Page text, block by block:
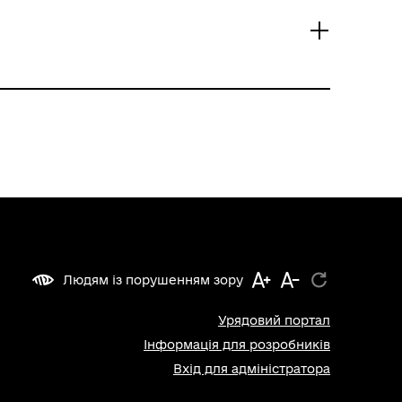
Людям із порушенням зору
Урядовий портал
Інформація для розробників
Вхід для адміністратора